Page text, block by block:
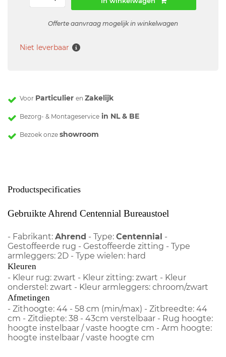
Offerte aanvraag mogelijk in winkelwagen
Niet leverbaar
Voor Particulier en Zakelijk
Bezorg- & Montageservice in NL & BE
Bezoek onze showroom
Productspecificaties
Gebruikte Ahrend Centennial Bureaustoel
- Fabrikant: Ahrend - Type: Centennial -
Gestoffeerde rug - Gestoffeerde zitting - Type
armleggers: 2D - Type wielen: hard
Kleuren
- Kleur rug: zwart - Kleur zitting: zwart - Kleur
onderstel: zwart - Kleur armleggers: chroom/zwart
Afmetingen
- Zithoogte: 44 - 58 cm (min/max) - Zitbreedte: 44
cm - Zitdiepte: 38 - 43cm verstelbaar - Rug hoogte:
hoogte instelbaar / vaste hoogte cm - Arm hoogte:
hoogte instelbaar / vaste hoogte cm